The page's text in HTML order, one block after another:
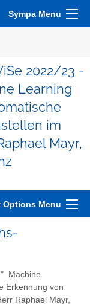
Sympa Menu
2022/23 -
Learning
im
Mayr,
Options Menu
" Machine
Erkennung von
Raphael Mayr,